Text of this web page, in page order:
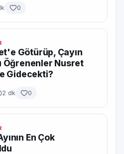
0
Götürüp, Çayın
Öğrenenler Nusret
Gidecekti?
2 dk 0
En Çok